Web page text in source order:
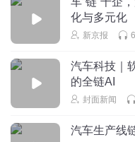
化与多元化
新京报
汽车科技｜
的全链AI
封面新闻
汽车生产线